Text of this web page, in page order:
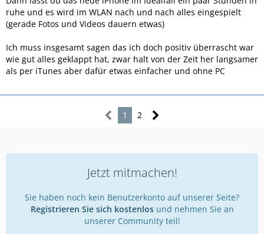
ruhe und es wird im WLAN nach und nach alles eingespielt
(gerade Fotos und Videos dauern etwas)
Ich muss insgesamt sagen das ich doch positiv überrascht war
wie gut alles geklappt hat, zwar halt von der Zeit her langsamer
als per iTunes aber dafür etwas einfacher und ohne PC
1 2
Jetzt mitmachen!
Sie haben noch kein Benutzerkonto auf unserer Seite?
Registrieren Sie sich kostenlosund nehmen Sie an
unserer Community teil!